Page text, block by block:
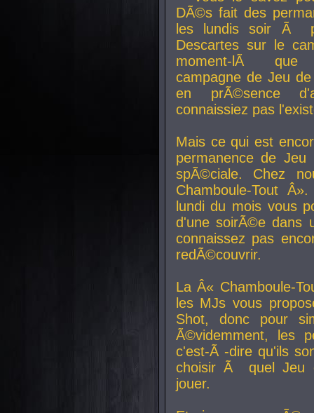
DÃ©s fait des
les lundis soir Ã
Descartes sur le
moment-lÃ que
campagne de Jeu
en prÃ©sence
connaissiez pas
Mais ce qui est
permanence de
spÃ©ciale. Chez
Chamboule-Tout
lundi du mois vous
d'une soirÃ©e dans
connaissez pas
redÃ©couvrir.
La Â« Chamboule-
les MJs vous
Shot, donc pour
Ã©videmment, les
c'est-Ã -dire qu'ils
choisir Ã quel Jeu
jouer.